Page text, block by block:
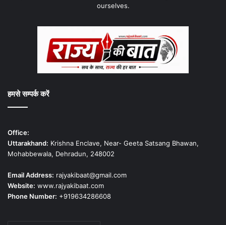
ourselves.
हमसे सम्पर्क करें
Office:
Uttarakhand: Krishna Enclave, Near- Geeta Satsang Bhawan,
Mohabbewala, Dehradun, 248002
Email Address: rajyakibaat@gmail.com
Website: www.rajyakibaat.com
Phone Number: +919634286608